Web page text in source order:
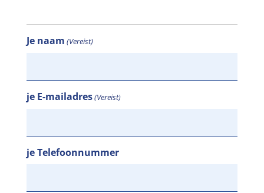
Je naam (Vereist)
je E-mailadres(Vereist)
je Telefoonnummer